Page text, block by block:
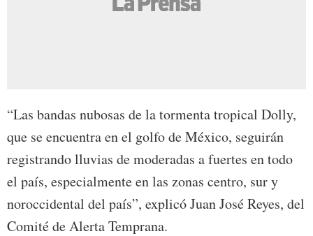
“Las bandas nubosas de la tormenta tropical Dolly,
que se encuentra en el golfo de México, seguirán
registrando lluvias de moderadas a fuertes en todo
el país, especialmente en las zonas centro, sur y
noroccidental del país”, explicó Juan José Reyes, del
Comité de Alerta Temprana.